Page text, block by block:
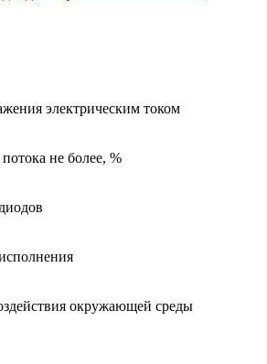
электрическим током
не более, %
окружающей среды